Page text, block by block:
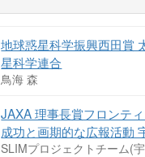
地球惑星科学振興西田賞
星科学連合
鳥海 森
JAXA 理事長賞フロンテ
成功と画期的な広報活動
SLIMプロジェクトチーム(